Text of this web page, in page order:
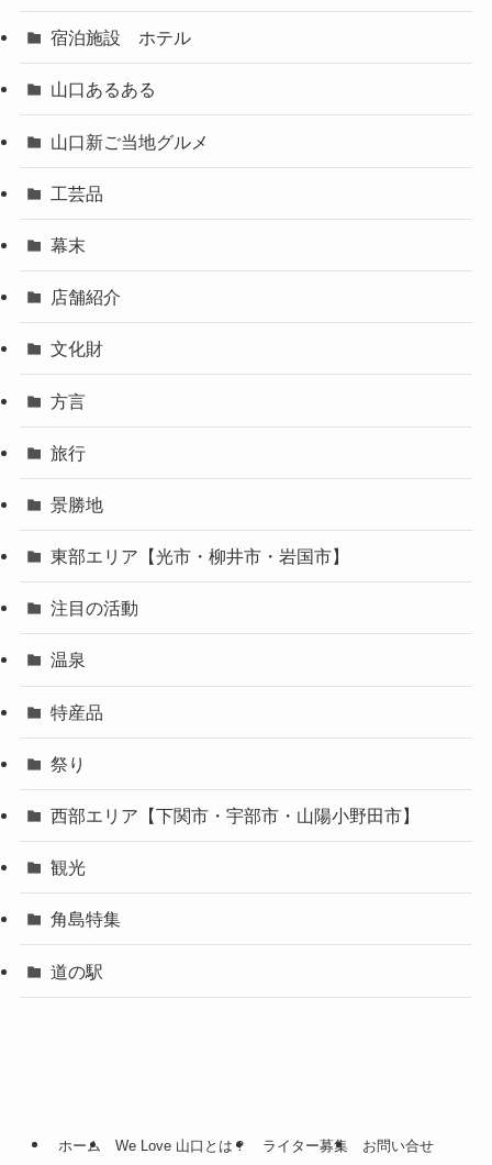
宿泊施設 ホテル
山口あるある
山口新ご当地グルメ
工芸品
幕末
店舗紹介
文化財
方言
旅行
景勝地
東部エリア【光市・柳井市・岩国市】
注目の活動
温泉
特産品
祭り
西部エリア【下関市・宇部市・山陽小野田市】
観光
角島特集
道の駅
ホーム We Love 山口とは？ ライター募集 お問い合せ